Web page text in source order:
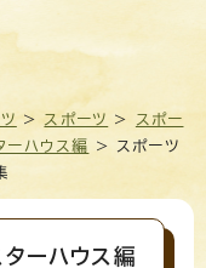
>スポーツ > スポー
ーハウス編
> スポーツ
ーハウス編